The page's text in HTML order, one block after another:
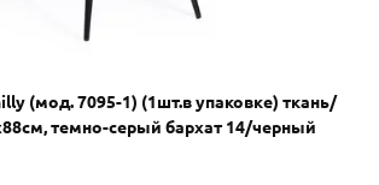
(мод. 7095-1) (1шт.в упаковке) ткань/
темно-серый бархат 14/черный